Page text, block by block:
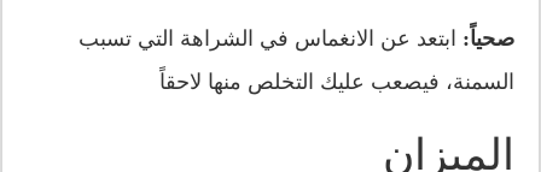
صحياً: ابتعد عن الانغماس في الشراهة التي تسبب
السمنة، فيصعب عليك التخلص منها لاحقاً
الميزان